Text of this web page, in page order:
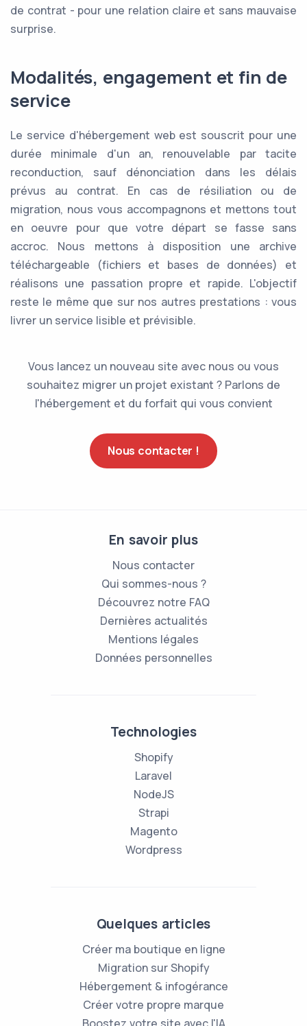
de contrat - pour une relation claire et sans mauvaise
surprise.
Modalités, engagement et fin de
service
Le service d'hébergement web est souscrit pour une
durée minimale d'un an, renouvelable par tacite
reconduction, sauf dénonciation dans les délais
prévus au contrat. En cas de résiliation ou de
migration, nous vous accompagnons et mettons tout
en oeuvre pour que votre départ se fasse sans
accroc. Nous mettons à disposition une archive
téléchargeable (fichiers et bases de données) et
réalisons une passation propre et rapide. L'objectif
reste le même que sur nos autres prestations : vous
livrer un service lisible et prévisible.
Vous lancez un nouveau site avec nous ou vous
souhaitez migrer un projet existant ? Parlons de
l'hébergement et du forfait qui vous convient
Nous contacter !
En savoir plus
Nous contacter
Qui sommes-nous ?
Découvrez notre FAQ
Dernières actualités
Mentions légales
Données personnelles
Technologies
Shopify
Laravel
NodeJS
Strapi
Magento
Wordpress
Quelques articles
Créer ma boutique en ligne
Migration sur Shopify
Hébergement & infogérance
Créer votre propre marque